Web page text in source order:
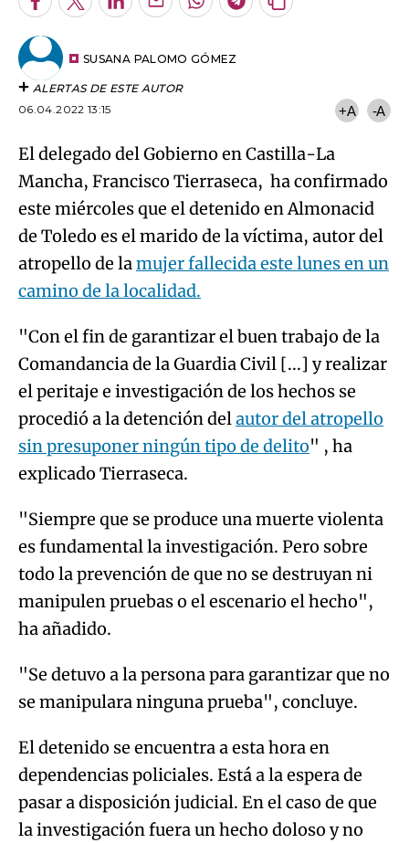
Facebook
TwitterLinkedInEnviarWhatsapp
Telegram
Copiar
SUSANA PALOMO GÓMEZ
ALERTAS DE ESTE AUTOR
06.04.2022 13:15
+A -A
El delegado del Gobierno en Castilla-La
Mancha, Francisco Tierraseca, ha confirmado
este miércoles que el detenido en Almonacid
de Toledo es el marido de la víctima, autor del
atropello de lamujer fallecida este lunes en un
camino de la localidad.
"Con el fin de garantizar el buen trabajo de la
Comandancia de la Guardia Civil [...] y realizar
el peritaje e investigación de los hechos se
procedió a la detención delautor del atropello
sin presuponer ningún tipo de delito" , ha
explicado Tierraseca.
"Siempre que se produce una muerte violenta
es fundamental la investigación. Pero sobre
todo la prevención de que no se destruyan ni
manipulen pruebas o el escenario el hecho",
ha añadido.
"Se detuvo a la persona para garantizar que no
se manipulara ninguna prueba", concluye.
El detenido se encuentra a esta hora en
dependencias policiales. Está a la espera de
pasar a disposición judicial. En el caso de que
la investigación fuera un hecho doloso y no